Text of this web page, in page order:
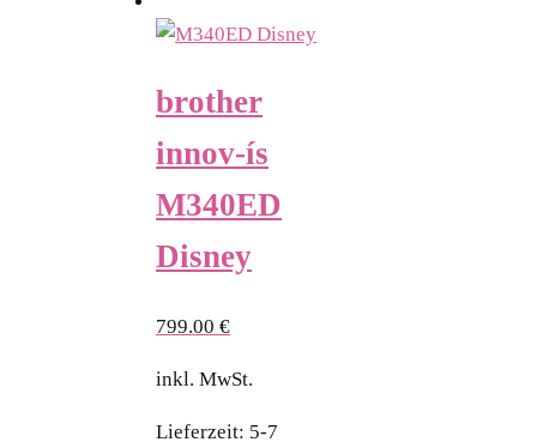
brother
innov-ís
M340ED
Disney
799.00 €
inkl. MwSt.
Lieferzeit: 5-7